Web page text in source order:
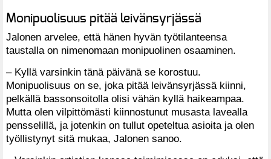
Monipuolisuus pitää leivänsyrjässä
Jalonen arvelee, että hänen hyvän työtilanteensa
taustalla on nimenomaan monipuolinen osaaminen.
– Kyllä varsinkin tänä päivänä se korostuu.
Monipuolisuus on se, joka pitää leivänsyrjässä kiinni,
pelkällä bassonsoitolla olisi vähän kyllä haikeampaa.
Mutta olen vilpittömästi kiinnostunut musasta lavealla
pensselillä, ja jotenkin on tullut opeteltua asioita ja olen
työllistynyt sitä mukaa, Jalonen sanoo.